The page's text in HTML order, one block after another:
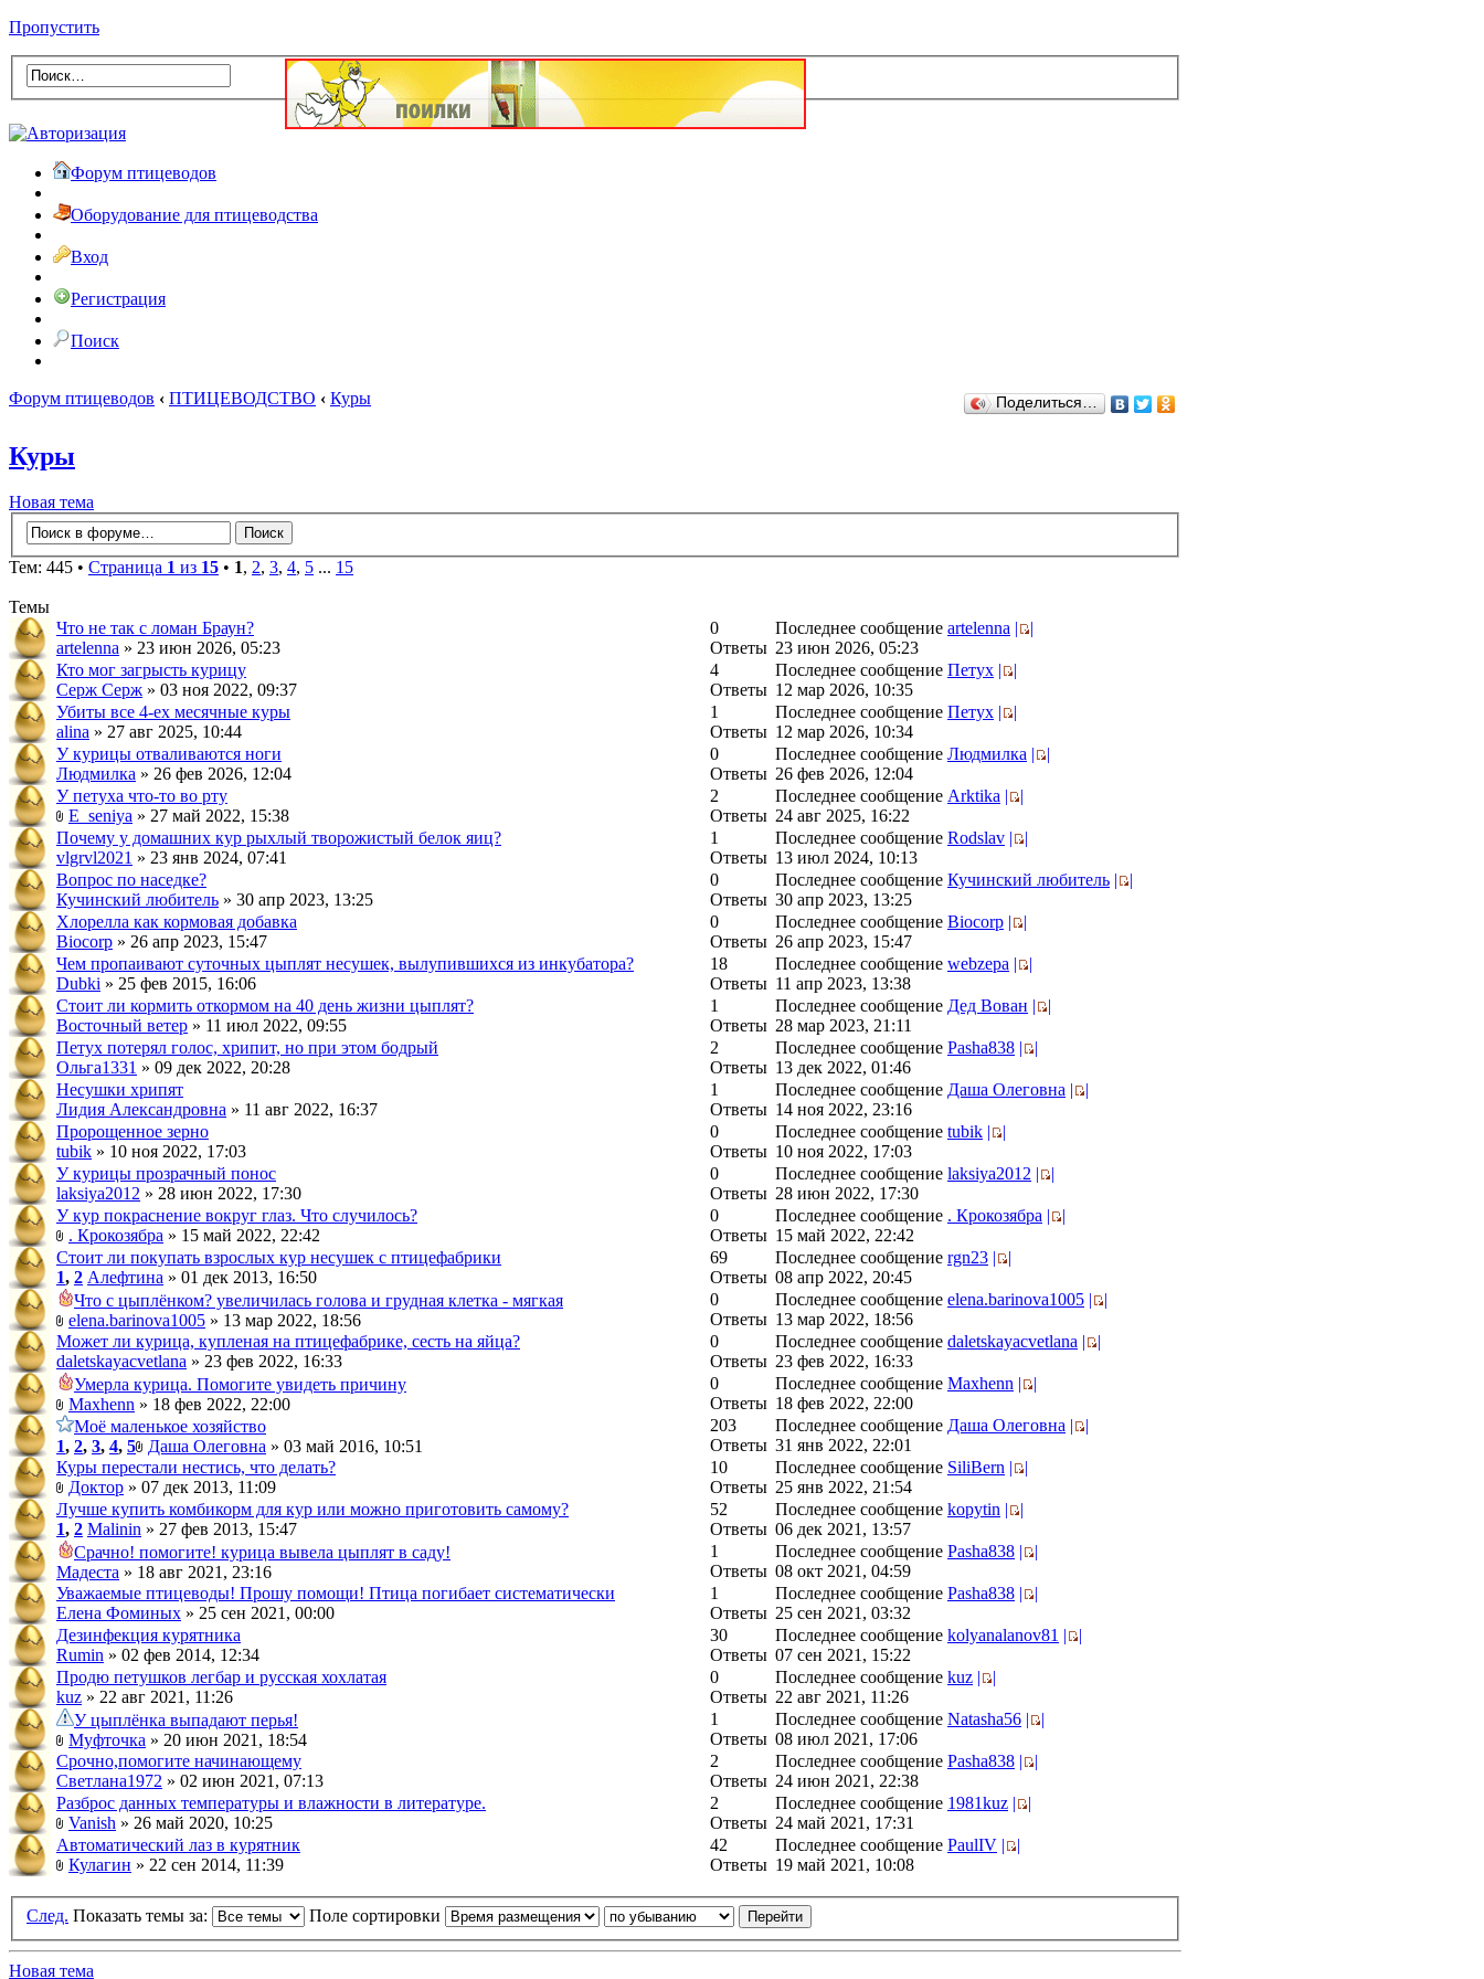
Пропустить
Форум птицеводов
Оборудование для птицеводства
Вход
Регистрация
Поиск
Форум птицеводов ‹ ПТИЦЕВОДСТВО ‹ Куры Поделиться…
Куры
Новая тема
Тем: 445 • Страница 1 из 15 • 1, 2, 3, 4, 5 ... 15
Темы
Что не так с ломан Браун?
artelenna » 23 июн 2026, 05:23
0
Ответы
Последнее сообщение artelenna |
|
23 июн 2026, 05:23
Кто мог загрысть курицу
Серж Серж » 03 ноя 2022, 09:37
4
Ответы
Последнее сообщение Петух |
|
12 мар 2026, 10:35
Убиты все 4-ех месячные куры
alina » 27 авг 2025, 10:44
1
Ответы
Последнее сообщение Петух |
|
12 мар 2026, 10:34
У курицы отваливаются ноги
Людмилка » 26 фев 2026, 12:04
0
Ответы
Последнее сообщение Людмилка |
|
26 фев 2026, 12:04
У петуха что-то во рту
E_seniya » 27 май 2022, 15:38
2
Ответы
Последнее сообщение Arktika |
|
24 авг 2025, 16:22
Почему у домашних кур рыхлый творожистый белок яиц?
vlgrvl2021 » 23 янв 2024, 07:41
1
Ответы
Последнее сообщение Rodslav |
|
13 июл 2024, 10:13
Вопрос по наседке?
Кучинский любитель » 30 апр 2023, 13:25
0
Ответы
Последнее сообщение Кучинский любитель |
|
30 апр 2023, 13:25
Хлорелла как кормовая добавка
Biocorp » 26 апр 2023, 15:47
0
Ответы
Последнее сообщение Biocorp |
|
26 апр 2023, 15:47
Чем пропаивают суточных цыплят несушек, вылупившихся из инкубатора?
Dubki » 25 фев 2015, 16:06
18
Ответы
Последнее сообщение webzepa |
|
11 апр 2023, 13:38
Стоит ли кормить откормом на 40 день жизни цыплят?
Восточный ветер » 11 июл 2022, 09:55
1
Ответы
Последнее сообщение Дед Вован |
|
28 мар 2023, 21:11
Петух потерял голос, хрипит, но при этом бодрый
Ольга1331 » 09 дек 2022, 20:28
2
Ответы
Последнее сообщение Pasha838 |
|
13 дек 2022, 01:46
Несушки хрипят
Лидия Александровна » 11 авг 2022, 16:37
1
Ответы
Последнее сообщение Даша Олеговна |
|
14 ноя 2022, 23:16
Пророщенное зерно
tubik » 10 ноя 2022, 17:03
0
Ответы
Последнее сообщение tubik |
|
10 ноя 2022, 17:03
У курицы прозрачный понос
laksiya2012 » 28 июн 2022, 17:30
0
Ответы
Последнее сообщение laksiya2012 |
|
28 июн 2022, 17:30
У кур покраснение вокруг глаз. Что случилось?
. Крокозябра » 15 май 2022, 22:42
0
Ответы
Последнее сообщение . Крокозябра |
|
15 май 2022, 22:42
Стоит ли покупать взрослых кур несушек с птицефабрики
1, 2 Алефтина » 01 дек 2013, 16:50
69
Ответы
Последнее сообщение rgn23 |
|
08 апр 2022, 20:45
Что с цыплёнком? увеличилась голова и грудная клетка - мягкая
elena.barinova1005 » 13 мар 2022, 18:56
0
Ответы
Последнее сообщение elena.barinova1005 |
|
13 мар 2022, 18:56
Может ли курица, купленая на птицефабрике, сесть на яйца?
daletskayacvetlana » 23 фев 2022, 16:33
0
Ответы
Последнее сообщение daletskayacvetlana |
|
23 фев 2022, 16:33
Умерла курица. Помогите увидеть причину
Maxhenn » 18 фев 2022, 22:00
0
Ответы
Последнее сообщение Maxhenn |
|
18 фев 2022, 22:00
Моё маленькое хозяйство
1, 2, 3, 4, 5 Даша Олеговна » 03 май 2016, 10:51
203
Ответы
Последнее сообщение Даша Олеговна |
|
31 янв 2022, 22:01
Куры перестали нестись, что делать?
Доктор » 07 дек 2013, 11:09
10
Ответы
Последнее сообщение SiliBern |
|
25 янв 2022, 21:54
Лучше купить комбикорм для кур или можно приготовить самому?
1, 2 Malinin » 27 фев 2013, 15:47
52
Ответы
Последнее сообщение kopytin |
|
06 дек 2021, 13:57
Срачно! помогите! курица вывела цыплят в саду!
Мадеста » 18 авг 2021, 23:16
1
Ответы
Последнее сообщение Pasha838 |
|
08 окт 2021, 04:59
Уважаемые птицеводы! Прошу помощи! Птица погибает систематически
Елена Фоминых » 25 сен 2021, 00:00
1
Ответы
Последнее сообщение Pasha838 |
|
25 сен 2021, 03:32
Дезинфекция курятника
Rumin » 02 фев 2014, 12:34
30
Ответы
Последнее сообщение kolyanalanov81 |
|
07 сен 2021, 15:22
Продю петушков легбар и русская хохлатая
kuz » 22 авг 2021, 11:26
0
Ответы
Последнее сообщение kuz |
|
22 авг 2021, 11:26
У цыплёнка выпадают перья!
Муфточка » 20 июн 2021, 18:54
1
Ответы
Последнее сообщение Natasha56 |
|
08 июл 2021, 17:06
Срочно,помогите начинающему
Светлана1972 » 02 июн 2021, 07:13
2
Ответы
Последнее сообщение Pasha838 |
|
24 июн 2021, 22:38
Разброс данных температуры и влажности в литературе.
Vanish » 26 май 2020, 10:25
2
Ответы
Последнее сообщение 1981kuz |
|
24 май 2021, 17:31
Автоматический лаз в курятник
Кулагин » 22 сен 2014, 11:39
42
Ответы
Последнее сообщение PaulIV |
|
19 май 2021, 10:08
След. Показать темы за: Поле сортировки
Новая тема